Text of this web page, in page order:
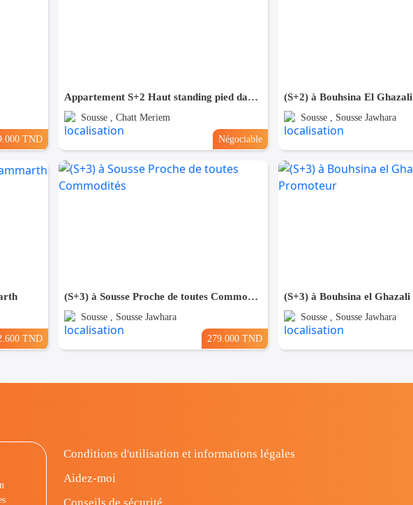
TND
Appartement S+2 Haut standing pied dans l'eau à chatt_mariem
Sousse , Chatt Meriem
Négociable
(S+2) à Bouhsina El Ghazali
Sousse , Sousse Jawhara
TND
(S+3) à Sousse Proche de toutes Commodités
Sousse , Sousse Jawhara
279.000 TND
Sousse , Sousse Jawhara
Conditions d'utilisation et informations légales
Aidez-moi